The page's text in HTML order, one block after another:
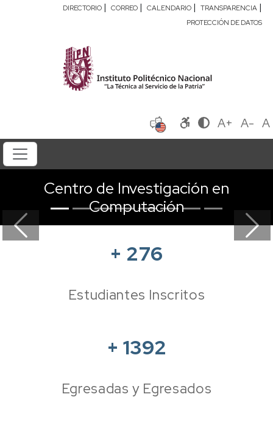
DIRECTORIO | CORREO | CALENDARIO | TRANSPARENCIA |
PROTECCIÓN DE DATOS
A+ A- A
Centro de Investigación en
Computación
Previous Next
+ 276
Estudiantes Inscritos
+ 1392
Egresadas y Egresados